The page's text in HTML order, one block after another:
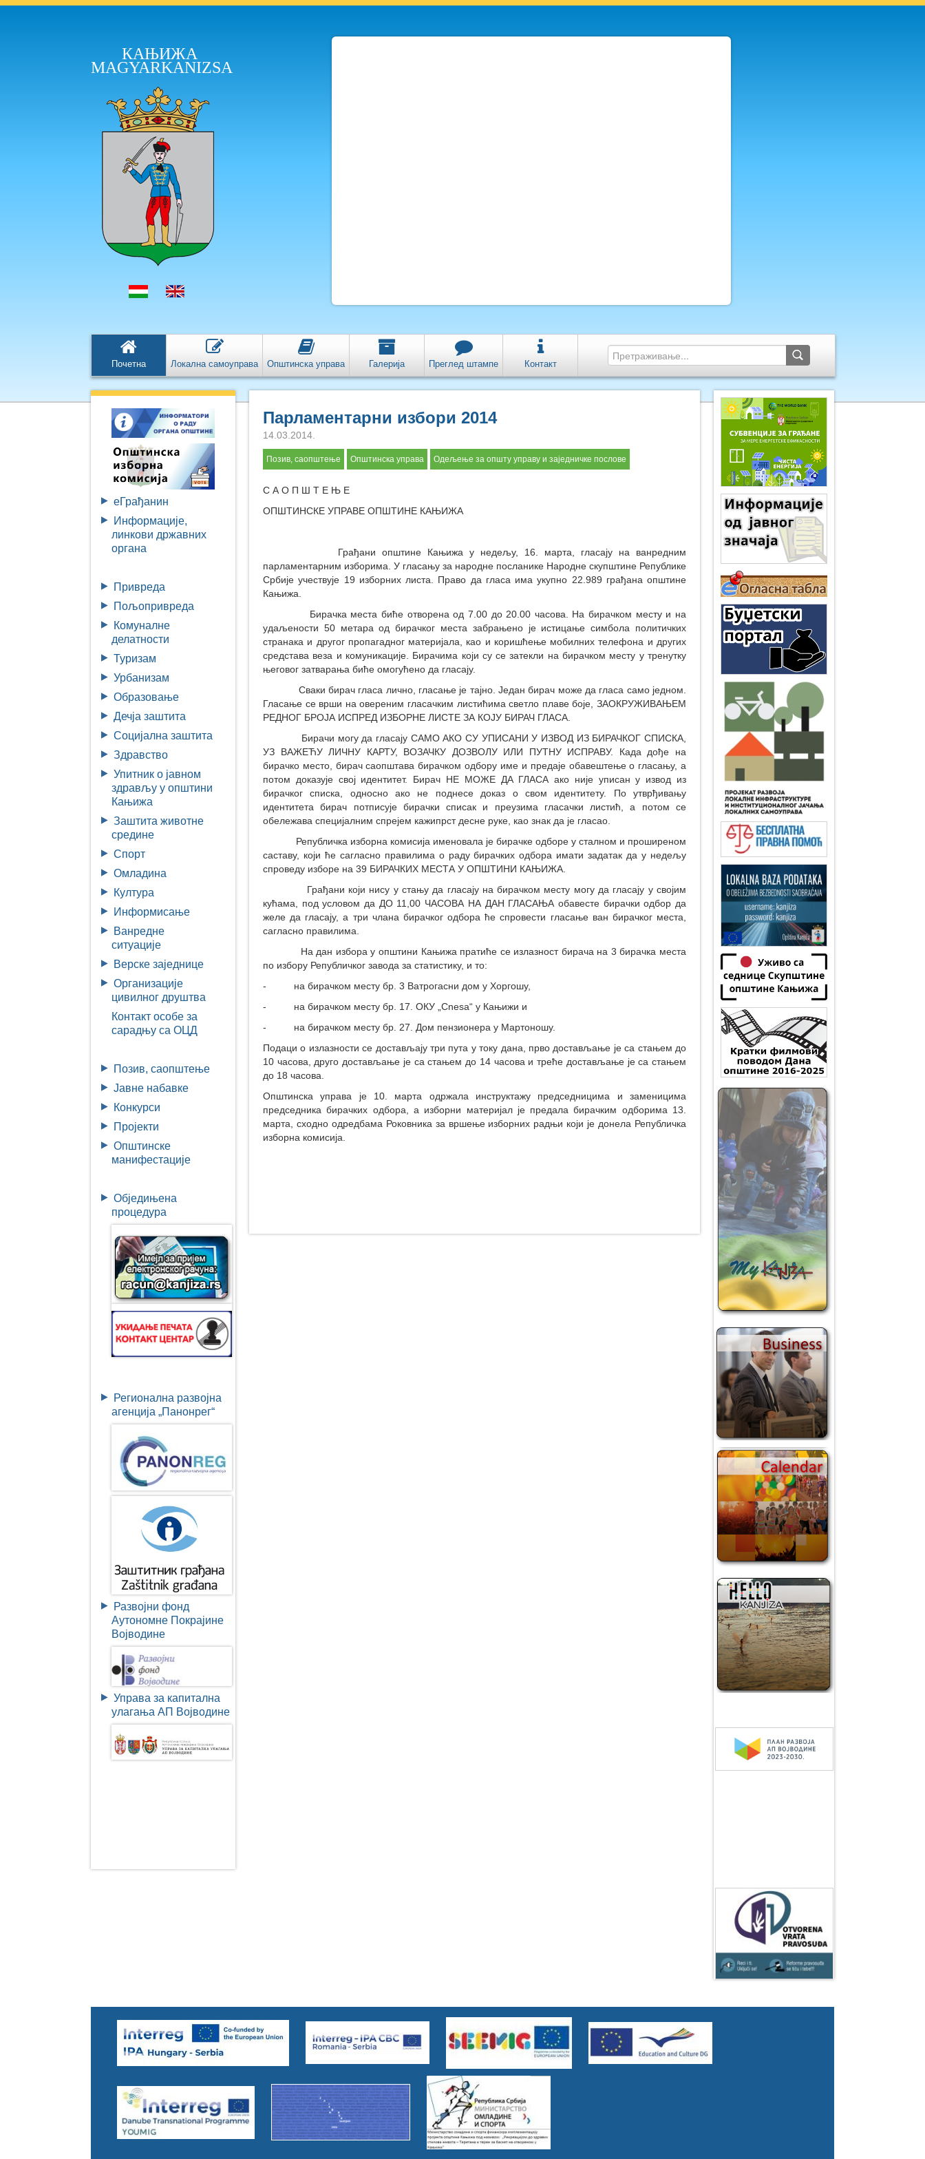
КАЊИЖА
MAGYARKANIZSA
Почетна Локална самоуправа Општинска управа Галерија Преглед штампе Контакт
eГрађанин
Информације,
линкови државних
органа
Привреда
Пољопривреда
Комуналне
делатности
Туризам
Урбанизам
Образовање
Дечја заштита
Социјална заштита
Здравство
Упитник о јавном
здрављу у општини
Кањижа
Заштита животне
средине
Спорт
Омладина
Култура
Информисање
Ванредне
ситуације
Верске заједнице
Организације
цивилног друштва
Контакт особе за
сарадњу са ОЦД
Позив, саопштење
Јавне набавке
Конкурси
Пројекти
Општинске
манифестације
Обједињена
процедура
Регионална развојна
агенција „Панонрег“
Развојни фонд
Аутономне Покрајине
Војводине
Управа за капитална
улагања АП Војводине
Парламентарни избори 2014
14.03.2014.
Позив, саопштење Општинска управа Одељење за општу управу и заједничке послове
С А О П Ш Т Е Њ Е
ОПШТИНСКЕ УПРАВЕ ОПШТИНЕ КАЊИЖА
Грађани општине Кањижа у недељу, 16. марта, гласају на ванредним
парламентарним изборима. У гласању за народне посланике Народне скупштине Републике
Србије учествује 19 изборних листа. Право да гласа има укупно 22.989 грађана општине
Кањижа.
Бирачка места биће отворена од 7.00 до 20.00 часова. На бирачком месту и на
удаљености 50 метара од бирачког места забрањено је истицање симбола политичких
странака и другог пропагадног материјала, као и коришћење мобилних телефона и других
средстава веза и комуникације. Бирачима који су се затекли на бирачком месту у тренутку
његовог затварања биће омогућено да гласају.
Сваки бирач гласа лично, гласање је тајно. Један бирач може да гласа само једном.
Гласање се врши на овереним гласачким листићима светло плаве боје, ЗАОКРУЖИВАЊЕМ
РЕДНОГ БРОЈА ИСПРЕД ИЗБОРНЕ ЛИСТЕ ЗА КОЈУ БИРАЧ ГЛАСА.
Бирачи могу да гласају САМО АКО СУ УПИСАНИ У ИЗВОД ИЗ БИРАЧКОГ СПИСКА,
УЗ ВАЖЕЋУ ЛИЧНУ КАРТУ, ВОЗАЧКУ ДОЗВОЛУ ИЛИ ПУТНУ ИСПРАВУ. Када дође на
бирачко место, бирач саопштава бирачком одбору име и предаје обавештење о гласању, а
потом доказује свој идентитет. Бирач НЕ МОЖЕ ДА ГЛАСА ако није уписан у извод из
бирачког списка, односно ако не поднесе доказ о свом идентитету. По утврђивању
идентитета бирач потписује бирачки списак и преузима гласачки листић, а потом се
обележава специјалним спрејeм кажипрст десне руке, као знак да је гласао.
Републичка изборна комисија именовала је бирачке одборе у сталном и проширеном
саставу, који ће сагласно правилима о раду бирачких одбора имати задатак да у недељу
спроведу изборе на 39 БИРАЧКИХ МЕСТА У ОПШТИНИ КАЊИЖА.
Грађани који нису у стању да гласају на бирачком месту могу да гласају у својим
кућама, под условом да ДО 11,00 ЧАСОВА НА ДАН ГЛАСАЊА обавесте бирачки одбор да
желе да гласају, а три члана бирачког одбора ће спровести гласање ван бирачког места,
сагласно правилима.
На дан избора у општини Кањижа пратиће се излазност бирача на 3 бирачка места
по избору Републичког завода за статистику, и то:
- на бирачком месту бр. 3 Ватрогасни дом у Хоргошу,
- на бирачком месту бр. 17. ОКУ „Cnesa“ у Кањижи и
- на бирачком месту бр. 27. Дом пензионера у Мартоношу.
Подаци о излазности се достављају три пута у току дана, прво достављање је са стањем до
10 часова, друго достављање је са стањем до 14 часова и треће достављање је са стањем
до 18 часова.
Општинска управа је 10. марта одржала инструктажу председницима и заменицима
председника бирачких одбора, а изборни материјал је предала бирачким одборима 13.
марта, сходно одредбама Роковника за вршење изборних радњи који је донела Републичка
изборна комисија.